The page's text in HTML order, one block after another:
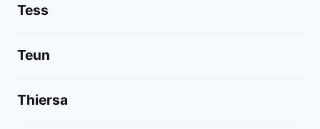
Tess
Teun
Thiersa